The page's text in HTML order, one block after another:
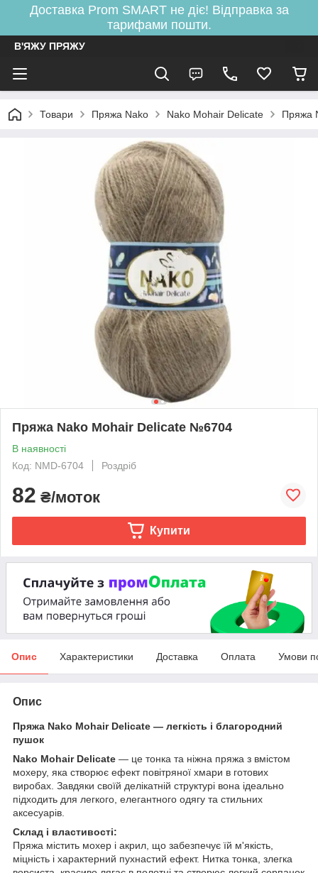
Доставка Prom SMART не діє! Відправка за
тарифами пошти.
В'ЯЖУ ПРЯЖУ
Товари Пряжа Nako Nako Mohair Delicate Пряжа
Пряжа Nako Mohair Delicate №6704
В наявності
Код: NMD-6704
Роздріб
82 ₴/моток
Купити
Опис Характеристики Доставка Оплата Умови
Опис
Пряжа Nako Mohair Delicate — легкість і благородний
пушок
Nako Mohair Delicate — це тонка та ніжна пряжа з вмістом
мохеру, яка створює ефект повітряної хмари в готових
виробах. Завдяки своїй делікатній структурі вона ідеально
підходить для легкого, елегантного одягу та стильних
аксесуарів.
Склад і властивості:
Пряжа містить мохер і акрил, що забезпечує їй м'якість,
міцність і характерний пухнастий ефект. Нитка тонка, злегка